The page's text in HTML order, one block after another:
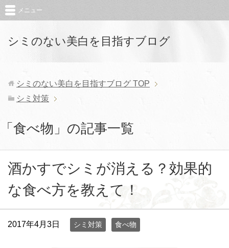
シミのない美白を目指すブログ
メニュー
シミのない美白を目指すブログ TOP
シミ対策
「食べ物」の記事一覧
酒かすでシミが消える？効果的
な食べ方を教えて！
2017年4月3日 シミ対策 食べ物